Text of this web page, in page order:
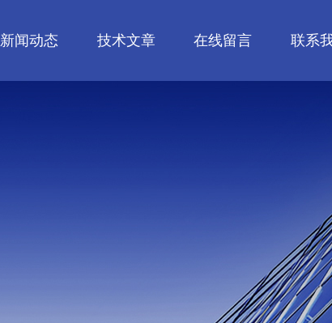
新闻动态 技术文章 在线留言 联系